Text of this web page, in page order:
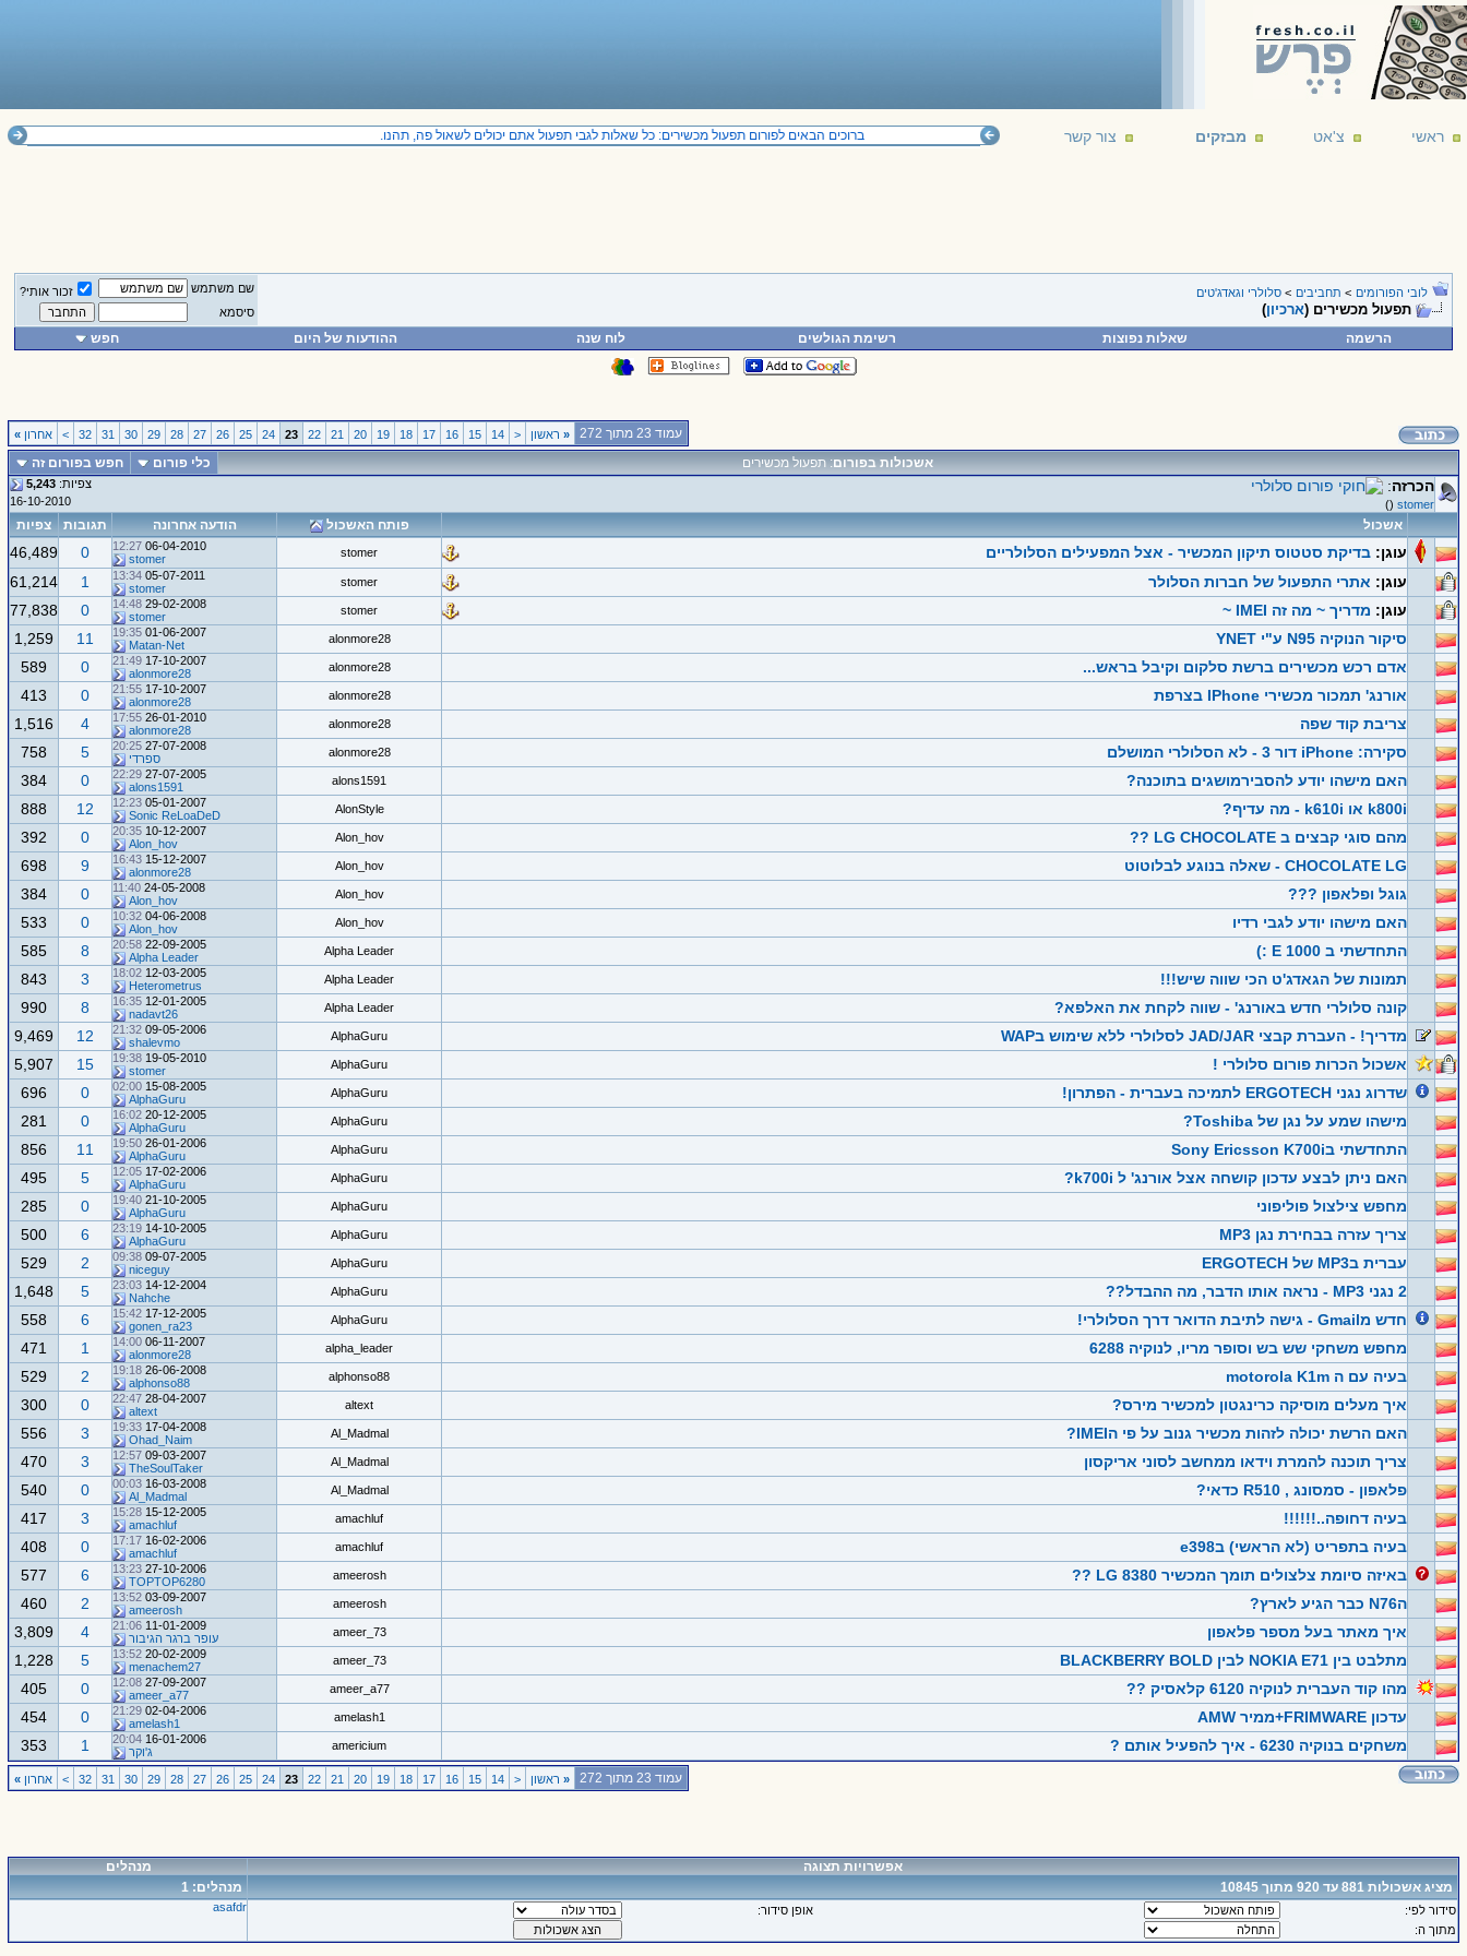
ראשי צ'אט מבזקים צור קשר ברוכים הבאים לפורום תפעול מכשירים: כל שאלות לגבי תפעול אתם יכולים לשאול פה, תהנו.
לובי הפורומים > תחביבים > סלולרי וגאדג'טים
תפעול מכשירים (ארכיון)
שם משתמש
זכור אותי?
סיסמא
הרשמה שאלות נפוצות רשימת הגולשים לוח שנה ההודעות של היום חפש
עמוד 23 מתוך 272 «ראשון <
14
15
16
17
18
19
20
21
22
23
24
25
26
27
28
29
30
31
32
> אחרון »
אשכולות בפורום: תפעול מכשירים כלי פורום חפש בפורום זה
צפיות: 5,243 הכרזה:
16-10-2010 stomer
()
אשכול פותח האשכול הודעה אחרונה תגובות צפיות
עוגן: בדיקת סטטוס תיקון המכשיר - אצל המפעילים הסלולריים stomer
06-04-2010
12:27
stomer
0
46,489
עוגן: אתרי התפעול של חברות הסלולר stomer
05-07-2011
13:34
stomer
1
61,214
עוגן: מדריך ~ מה זה IMEI ~ stomer
29-02-2008
14:48
stomer
0
77,838
סיקור הנוקיה N95 ע"י YNET
alonmore28
01-06-2007
19:35
Matan-Net
11
1,259
אדם רכש מכשירים ברשת סלקום וקיבל בראש...
alonmore28
17-10-2007
21:49
alonmore28
0
589
אורנג' תמכור מכשירי IPhone בצרפת
alonmore28
17-10-2007
21:55
alonmore28
0
413
צריבת קוד שפה
alonmore28
26-01-2010
17:55
alonmore28
4
1,516
סקירה: iPhone דור 3 - לא הסלולרי המושלם
alonmore28
27-07-2008
20:25
ספרדי
5
758
האם מישהו יודע להסבירמושגים בתוכנה?
alons1591
27-07-2005
22:29
alons1591
0
384
k800i או k610i - מה עדיף?
AlonStyle
05-01-2007
12:23
Sonic ReLoaDeD
12
888
מהם סוגי קבצים ב LG CHOCOLATE ??
Alon_hov
10-12-2007
20:35
Alon_hov
0
392
CHOCOLATE LG - שאלה בנוגע לבלוטוט
Alon_hov
15-12-2007
16:43
alonmore28
9
698
גוגל ופלאפון ???
Alon_hov
24-05-2008
11:40
Alon_hov
0
384
האם מישהו יודע לגבי רדיו
Alon_hov
04-06-2008
10:32
Alon_hov
0
533
התחדשתי ב E 1000 :)
Alpha Leader
22-09-2005
20:58
Alpha Leader
8
585
תמונות של הגאדג'ט הכי שווה שיש!!!
Alpha Leader
12-03-2005
18:02
Heterometrus
3
843
קונה סלולרי חדש באורנג' - שווה לקחת את האלפא?
Alpha Leader
12-01-2005
16:35
nadavt26
8
990
מדריך! - העברת קבצי JAD/JAR לסלולרי ללא שימוש בWAP
AlphaGuru
09-05-2006
21:32
shalevmo
12
9,469
אשכול הכרות פורום סלולרי !
AlphaGuru
19-05-2010
19:38
stomer
15
5,907
שדרוג נגני ERGOTECH לתמיכה בעברית - הפתרון!
AlphaGuru
15-08-2005
02:00
AlphaGuru
0
696
מישהו שמע על נגן של Toshiba?
AlphaGuru
20-12-2005
16:02
AlphaGuru
0
281
התחדשתי בSony Ericsson K700i
AlphaGuru
26-01-2006
19:50
AlphaGuru
11
856
האם ניתן לבצע עדכון קושחה אצל אורנג' ל k700i?
AlphaGuru
17-02-2006
12:05
AlphaGuru
5
495
מחפש צילצול פוליפוני
AlphaGuru
21-10-2005
19:40
AlphaGuru
0
285
צריך עזרה בבחירת נגן MP3
AlphaGuru
14-10-2005
23:19
AlphaGuru
6
500
עברית בMP3 של ERGOTECH
AlphaGuru
09-07-2005
09:38
niceguy
2
529
2 נגני MP3 - נראה אותו הדבר, מה ההבדל??
AlphaGuru
14-12-2004
23:03
Nahche
5
1,648
חדש מGmail - גישה לתיבת הדואר דרך הסלולרי!
AlphaGuru
17-12-2005
15:42
gonen_ra23
6
558
מחפש משחקי שש בש וסופר מריו, לנוקיה 6288
alpha_leader
06-11-2007
14:00
alonmore28
1
471
בעיה עם ה motorola K1m
alphonso88
26-06-2008
19:18
alphonso88
2
529
איך מעלים מוסיקה כרינגטון למכשיר מירס?
altext
28-04-2007
22:47
altext
0
300
האם הרשת יכולה לזהות מכשיר גנוב על פי הIMEI?
Al_Madmal
17-04-2008
19:33
Ohad_Naim
3
556
צריך תוכנה להמרת וידאו ממחשב לסוני אריקסון
Al_Madmal
09-03-2007
12:57
TheSoulTaker
3
470
פלאפון - סמסונג , R510 כדאי?
Al_Madmal
16-03-2008
00:03
Al_Madmal
0
540
בעיה דחופה..!!!!!!
amachluf
15-12-2005
15:28
amachluf
3
417
בעיה בתפריט (לא הראשי) בe398
amachluf
16-02-2006
17:17
amachluf
0
408
באיזה סיומת צלצולים תומך המכשיר LG 8380 ??
ameerosh
27-10-2006
13:23
TOPTOP6280
6
577
הN76 כבר הגיע לארץ?
ameerosh
03-09-2007
13:52
ameerosh
2
460
איך מאתר בעל מספר פלאפון
ameer_73
11-01-2009
21:06
עופר ברגר הגיבור
4
3,809
מתלבט בין NOKIA E71 לבין BLACKBERRY BOLD
ameer_73
20-02-2009
13:52
menachem27
5
1,228
מהו קוד העברית לנוקיה 6120 קלאסיק ??
ameer_a77
27-09-2007
12:08
ameer_a77
0
405
עדכון FRIMWARE+ממיר AMW
amelash1
02-04-2006
21:29
amelash1
0
454
משחקים בנוקיה 6230 - איך להפעיל אותם ?
americium
16-01-2006
20:04
ג'וקר
1
353
עמוד 23 מתוך 272 «ראשון <
14
15
16
17
18
19
20
21
22
23
24
25
26
27
28
29
30
31
32
> אחרון »
אפשרויות תצוגה
מנהלים
מציג אשכולות 881 עד 920 מתוך 10845
מנהלים: 1
סידור לפי:
אופן סידור:
מתוך ה:
asafdr